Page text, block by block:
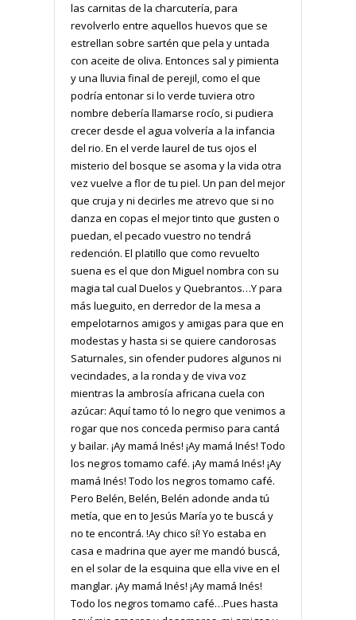
las carnitas de la charcutería, para
revolverlo entre aquellos huevos que se
estrellan sobre sartén que pela y untada
con aceite de oliva. Entonces sal y pimienta
y una lluvia final de perejil, como el que
podría entonar si lo verde tuviera otro
nombre debería llamarse rocío, si pudiera
crecer desde el agua volvería a la infancia
del rio. En el verde laurel de tus ojos el
misterio del bosque se asoma y la vida otra
vez vuelve a flor de tu piel. Un pan del mejor
que cruja y ni decirles me atrevo que si no
danza en copas el mejor tinto que gusten o
puedan, el pecado vuestro no tendrá
redención. El platillo que como revuelto
suena es el que don Miguel nombra con su
magia tal cual Duelos y Quebrantos…Y para
más lueguito, en derredor de la mesa a
empelotarnos amigos y amigas para que en
modestas y hasta si se quiere candorosas
Saturnales, sin ofender pudores algunos ni
vecindades, a la ronda y de viva voz
mientras la ambrosía africana cuela con
azúcar: Aquí tamo tó lo negro que venimos a
rogar que nos conceda permiso para cantá
y bailar. ¡Ay mamá Inés! ¡Ay mamá Inés! Todo
los negros tomamo café. ¡Ay mamá Inés! ¡Ay
mamá Inés! Todo los negros tomamo café.
Pero Belén, Belén, Belén adonde anda tú
metía, que en to Jesús María yo te buscá y
no te encontrá. !Ay chico sí! Yo estaba en
casa e madrina que ayer me mandó buscá,
en el solar de la esquina que ella vive en el
manglar. ¡Ay mamá Inés! ¡Ay mamá Inés!
Todo los negros tomamo café…Pues hasta